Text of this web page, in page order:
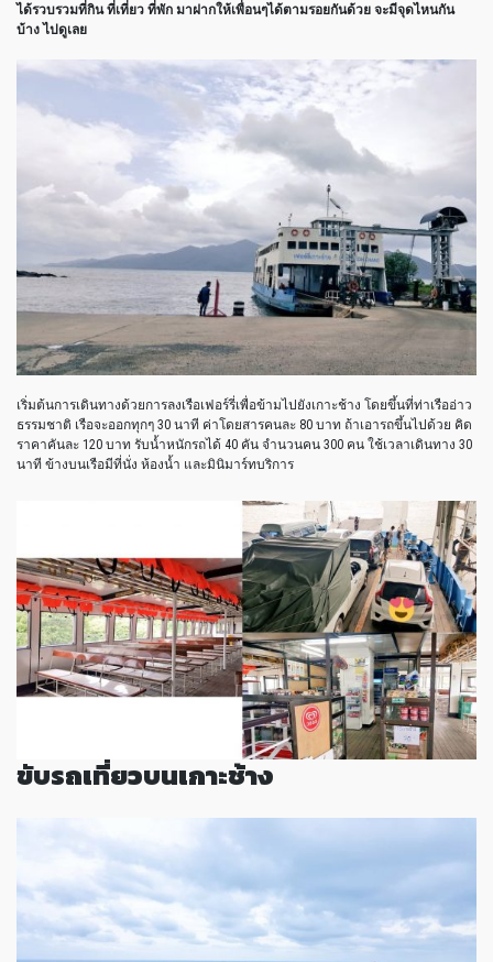
ได้รวบรวมที่กิน ที่เที่ยว ที่พัก มาฝากให้เพื่อนๆได้ตามรอยกันด้วย จะมีจุดไหนกัน
บ้าง ไปดูเลย
เริ่มต้นการเดินทางด้วยการลงเรือเฟอร์รี่เพื่อข้ามไปยังเกาะช้าง โดยขึ้นที่ท่าเรืออ่าว
ธรรมชาติ เรือจะออกทุกๆ 30 นาที ค่าโดยสารคนละ 80 บาท ถ้าเอารถขึ้นไปด้วย คิด
ราคาคันละ 120 บาท รับน้ำหนักรถได้ 40 คัน จำนวนคน 300 คน ใช้เวลาเดินทาง 30
นาที ข้างบนเรือมีที่นั่ง ห้องน้ำ และมินิมาร์ทบริการ
ขับรถเที่ยวบนเกาะช้าง